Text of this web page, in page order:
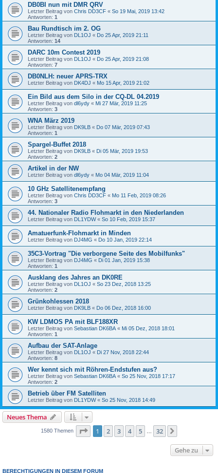
DB0BI nun mit DMR QRV
Letzter Beitrag von Chris DD3CF « So 19 Mai, 2019 13:42
Antworten: 1
Bau Rundtisch im 2. OG
Letzter Beitrag von DL1OJ « Do 25 Apr, 2019 21:11
Antworten: 14
DARC 10m Contest 2019
Letzter Beitrag von DL1OJ « Do 25 Apr, 2019 21:08
Antworten: 7
DB0NLH: neuer APRS-TRX
Letzter Beitrag von DK4DJ « Mo 15 Apr, 2019 21:02
Ein Bild aus dem Silo in der CQ-DL 04.2019
Letzter Beitrag von dl6ydy « Mi 27 Mär, 2019 11:25
Antworten: 3
WNA März 2019
Letzter Beitrag von DK9LB « Do 07 Mär, 2019 07:43
Antworten: 1
Spargel-Buffet 2018
Letzter Beitrag von DK9LB « Di 05 Mär, 2019 19:53
Antworten: 2
Artikel in der NW
Letzter Beitrag von dl6ydy « Mo 04 Mär, 2019 11:04
10 GHz Satellitenempfang
Letzter Beitrag von Chris DD3CF « Mo 11 Feb, 2019 08:26
Antworten: 3
44. Nationaler Radio Flohmarkt in den Niederlanden
Letzter Beitrag von DL1YDW« So 10 Feb, 2019 15:37
Amatuerfunk-Flohmarkt in Minden
Letzter Beitrag von DJ4MG « Do 10 Jan, 2019 22:14
35C3-Vortrag "Die verborgene Seite des Mobilfunks"
Letzter Beitrag von DJ4MG « Di 01 Jan, 2019 15:38
Antworten: 1
Ausklang des Jahres an DK0RE
Letzter Beitrag von DL1OJ « So 23 Dez, 2018 13:25
Antworten: 2
Grünkohlessen 2018
Letzter Beitrag von DK9LB « Do 06 Dez, 2018 16:00
KW LDMOS PA mit BLF188XR
Letzter Beitrag von Sebastian DK6BA « Mi 05 Dez, 2018 18:01
Antworten: 1
Aufbau der SAT-Anlage
Letzter Beitrag von DL1OJ « Di 27 Nov, 2018 22:44
Antworten: 8
Wer kennt sich mit Röhren-Endstufen aus?
Letzter Beitrag von Sebastian DK6BA « So 25 Nov, 2018 17:17
Antworten: 2
Betrieb über FM Satelliten
Letzter Beitrag von DL1YDW« So 25 Nov, 2018 14:49
Neues Thema
1580 Themen Seite 1von 32
1 2 3 4 5 32
Gehe zu
BERECHTIGUNGEN IN DIESEM FORUM